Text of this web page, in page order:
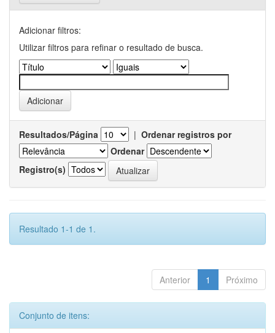
Adicionar filtros:
Utilizar filtros para refinar o resultado de busca.
Resultados/Página | Ordenar registros por
Ordenar
Registro(s)
Resultado 1-1 de 1.
Anterior 1 Próximo
Conjunto de itens: